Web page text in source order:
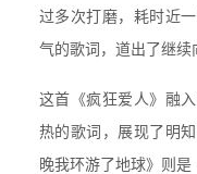
过多次打磨，耗时近
气的歌词，道出了继续
这首《疯狂爱人》融
热的歌词，展现了明
晚我环游了地球》则